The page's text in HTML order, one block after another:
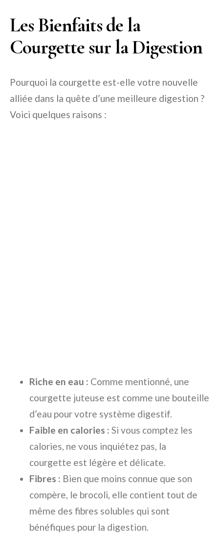
Les Bienfaits de la
Courgette sur la Digestion
Pourquoi la courgette est-elle votre nouvelle
alliée dans la quête d’une meilleure digestion ?
Voici quelques raisons :
Riche en eau : Comme mentionné, une
courgette juteuse est comme une bouteille
d’eau pour votre système digestif.
Faible en calories : Si vous comptez les
calories, ne vous inquiétez pas, la
courgette est légère et délicate.
Fibres : Bien que moins connue que son
compère, le brocoli, elle contient tout de
même des fibres solubles qui sont
bénéfiques pour la digestion.